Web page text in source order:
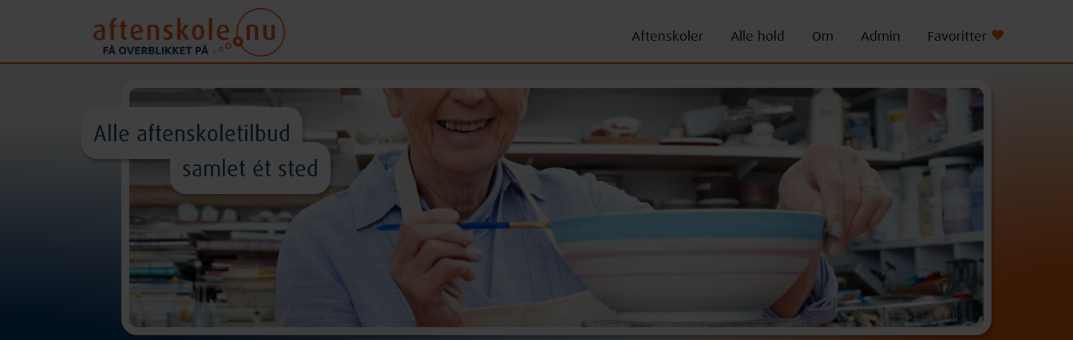
Aftenskoler Alle hold Om Admin Favoritter
Alle aftenskoletilbud
samlet ét sted